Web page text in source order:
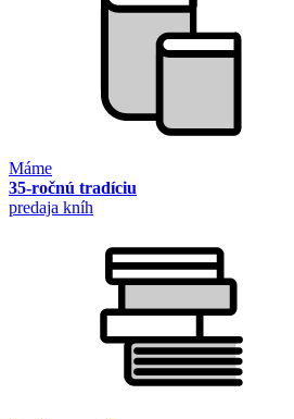
Máme
35-ročnú tradíciu
predaja kníh